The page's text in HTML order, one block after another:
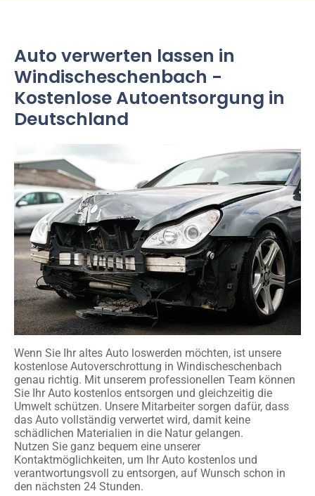
Auto verwerten lassen in
Windischeschenbach -
Kostenlose Autoentsorgung in
Deutschland
Wenn Sie Ihr altes Auto loswerden möchten, ist unsere
kostenlose Autoverschrottung in Windischeschenbach
genau richtig. Mit unserem professionellen Team können
Sie Ihr Auto kostenlos entsorgen und gleichzeitig die
Umwelt schützen. Unsere Mitarbeiter sorgen dafür, dass
das Auto vollständig verwertet wird, damit keine
schädlichen Materialien in die Natur gelangen.
Nutzen Sie ganz bequem eine unserer
Kontaktmöglichkeiten, um Ihr Auto kostenlos und
verantwortungsvoll zu entsorgen, auf Wunsch schon in
den nächsten 24 Stunden.